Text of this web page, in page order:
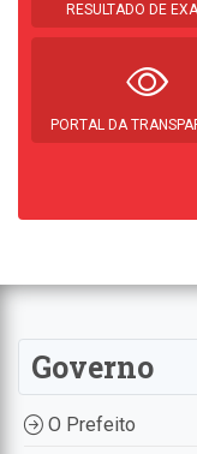
RESULTADO DE
PORTAL DA
Governo
O Prefeito